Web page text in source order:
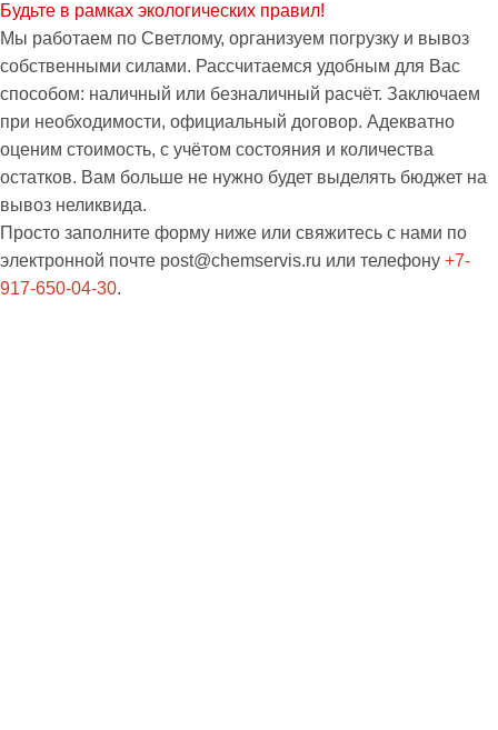
Будьте в рамках экологических правил!
Мы работаем по Светлому, организуем погрузку и вывоз
собственными силами. Рассчитаемся удобным для Вас
способом: наличный или безналичный расчёт. Заключаем
при необходимости, официальный договор. Адекватно
оценим стоимость, с учётом состояния и количества
остатков. Вам больше не нужно будет выделять бюджет на
вывоз неликвида.
Просто заполните форму ниже или свяжитесь с нами по
электронной почте post@chemservis.ru или телефону +7-
917-650-04-30.